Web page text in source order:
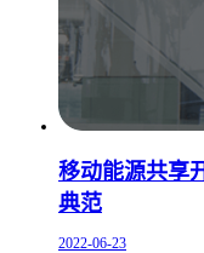
移动能源共享
典范
2022-06-23